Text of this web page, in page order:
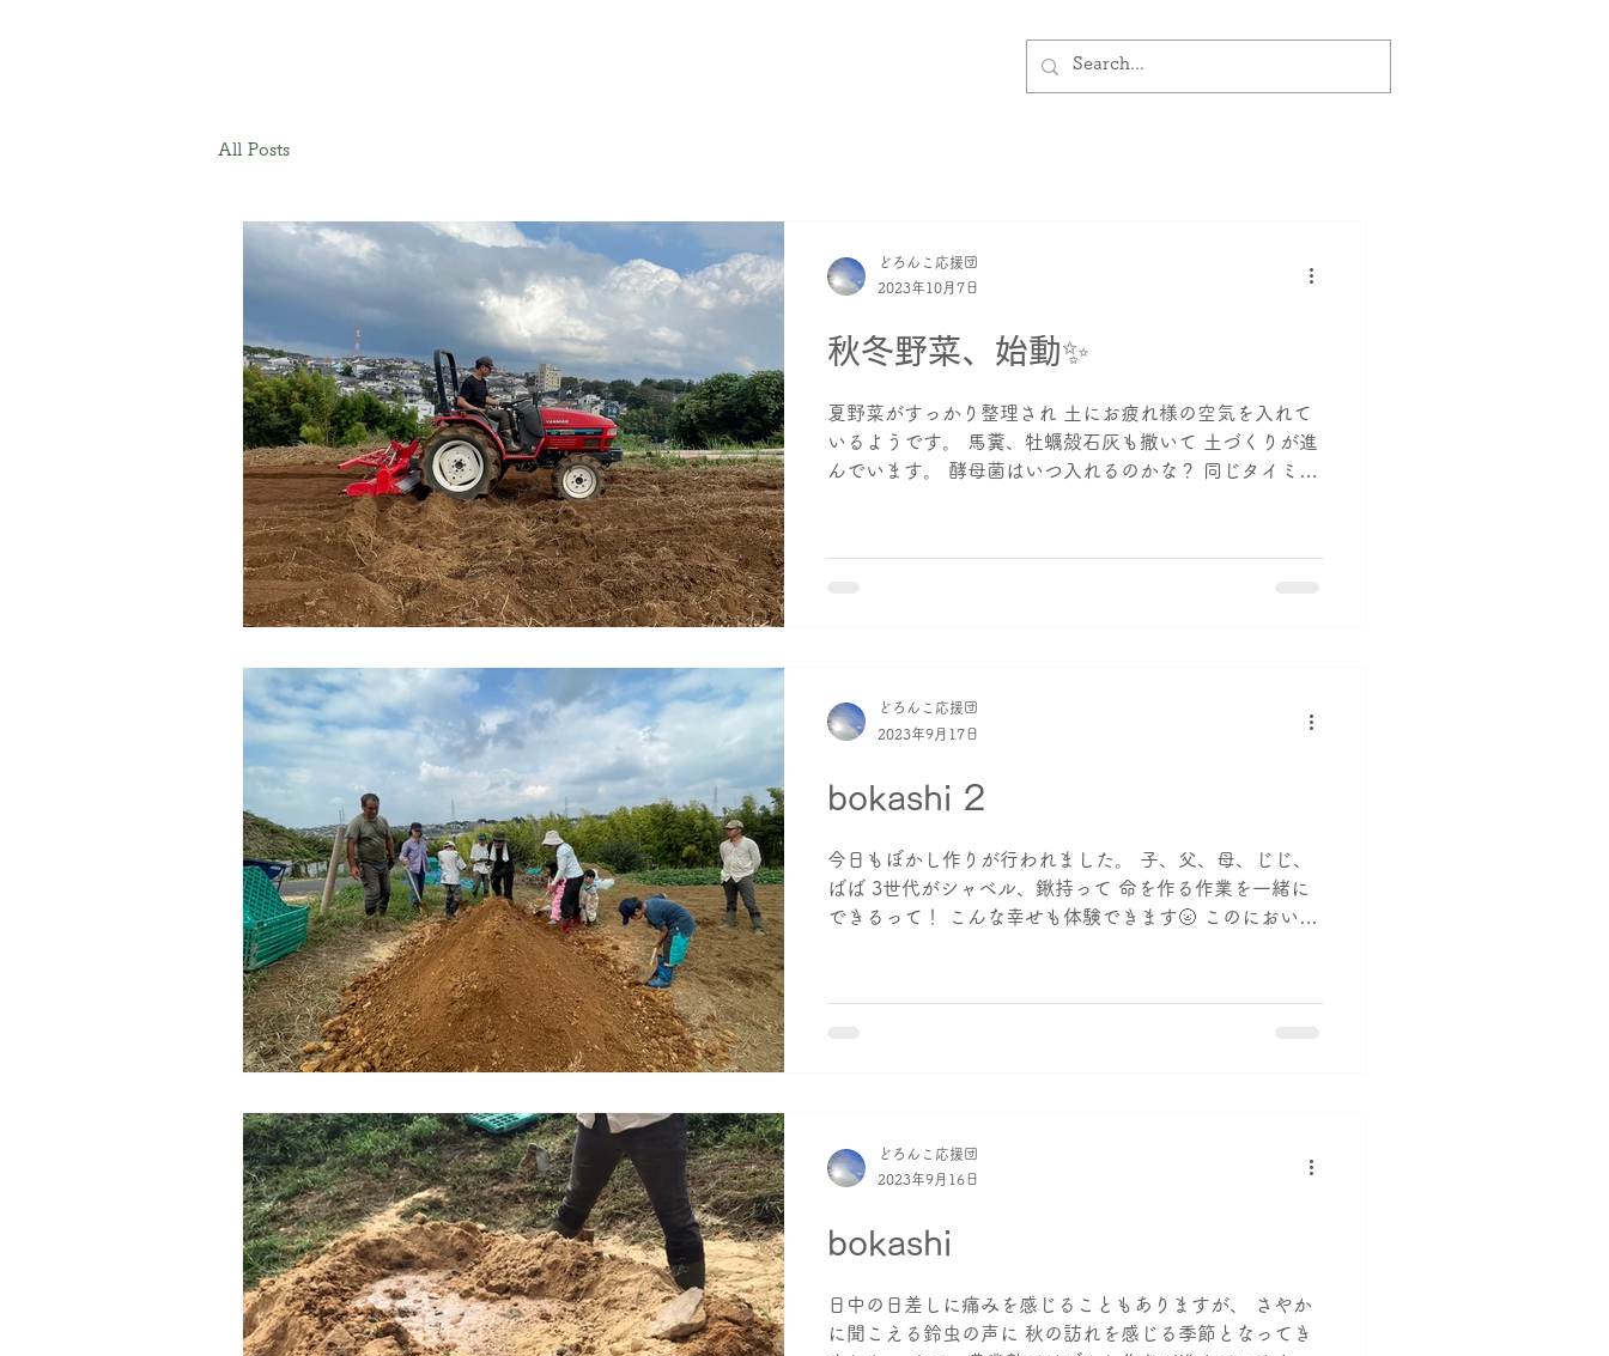
All Posts
秋冬野菜、始動✨
夏野菜がすっかり整理され 土にお疲れ様の空気を入れて
いるようです。 馬糞、牡蠣殻石灰も撒いて 土づくりが進
んでいます。 酵母菌はいつ入れるのかな？ 同じタイミン
どろんこ応援団
2023年10月7日
bokashi 2
今日もぼかし作りが行われました。 子、父、母、じじ、
ばば 3世代がシャベル、鍬持って 命を作る作業を一緒に
できるって！ こんな幸せも体験できます🌝 このにおい
どろんこ応援団
2023年9月17日
bokashi
日中の日差しに痛みを感じることもありますが、 さやか
に聞こえる鈴虫の声に 秋の訪れを感じる季節となってき
どろんこ応援団
2023年9月16日